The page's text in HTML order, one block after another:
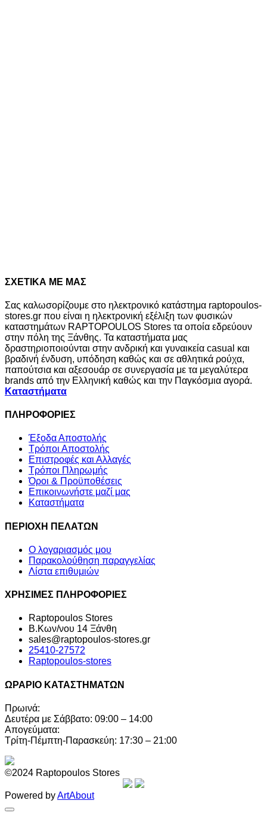
ΣΧΕΤΙΚΑ ΜΕ ΜΑΣ
Σας καλωσορίζουμε στο ηλεκτρονικό κατάστημα raptopoulos-
stores.gr που είναι η ηλεκτρονική εξέλιξη των φυσικών
καταστημάτων RAPTOPOULOS Stores τα οποία εδρεύουν
στην πόλη της Ξάνθης. Τα καταστήματα μας
δραστηριοποιούνται στην ανδρική και γυναικεία casual και
βραδινή ένδυση, υπόδηση καθώς και σε αθλητικά ρούχα,
παπούτσια και αξεσουάρ σε συνεργασία με τα μεγαλύτερα
brands από την Ελληνική καθώς και την Παγκόσμια αγορά.
Καταστήματα
ΠΛΗΡΟΦΟΡΙΕΣ
Έξοδα Αποστολής
Τρόποι Αποστολής
Επιστροφές και Αλλαγές
Τρόποι Πληρωμής
Όροι & Προϋποθέσεις
Επικοινωνήστε μαζί μας
Καταστήματα
ΠΕΡΙΟΧΗ ΠΕΛΑΤΩΝ
Ο λογαριασμός μου
Παρακολούθηση παραγγελίας
Λίστα επιθυμιών
ΧΡΗΣΙΜΕΣ ΠΛΗΡΟΦΟΡΙΕΣ
Raptopoulos Stores
Β.Κων/νου 14 Ξάνθη
sales@raptopoulos-stores.gr
25410-27572
Raptopoulos-stores
ΩΡΑΡΙΟ ΚΑΤΑΣΤΗΜΑΤΩΝ
Πρωινά:
Δευτέρα με Σάββατο: 09:00 – 14:00
Απογεύματα:
Τρίτη-Πέμπτη-Παρασκεύη: 17:30 – 21:00
©2024 Raptopoulos Stores
Powered byArtAbout